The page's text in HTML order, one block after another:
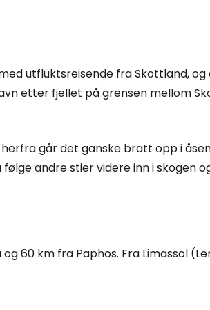
utfluktsreisende fra Skottland, og
etter fjellet på grensen mellom
herfra går det ganske bratt opp i
andre stier videre inn i skogen
60 km fra Paphos. Fra Limassol
Cestee